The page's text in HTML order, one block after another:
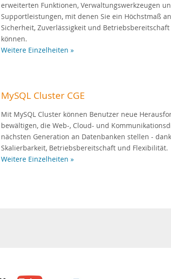
erweiterten Funktionen, Verwaltungswerkzeugen
Supportleistungen, mit denen Sie ein Höchstmaß
Sicherheit, Zuverlässigkeit und
können.
Weitere Einzelheiten »
MySQL Cluster CGE
Mit MySQL Cluster können Benutzer neue
bewältigen, die Web-, Cloud- und
nächsten Generation an Datenbanken stellen -
Skalierbarkeit, Betriebsbereitschaft und Flexibilität.
Weitere Einzelheiten »